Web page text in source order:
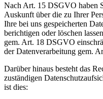
Nach Art. 15 DSGVO haben
Auskunft über die zu Ihrer
Ihre bei uns gespeicherten
berichtigen oder löschen
gem. Art. 18 DSGVO
der Datenverarbeitung gem.
Darüber hinaus besteht das
zuständigen
ist dies: